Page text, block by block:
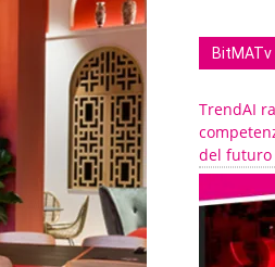
BitMATv
TrendAI
del futuro